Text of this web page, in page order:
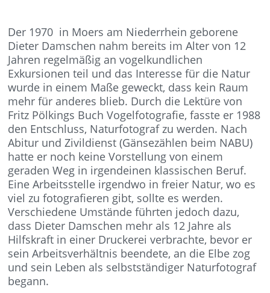
Der 1970 in Moers am Niederrhein geborene
Dieter Damschen nahm bereits im Alter von 12
Jahren regelmäßig an vogelkundlichen
Exkursionen teil und das Interesse für die Natur
wurde in einem Maße geweckt, dass kein Raum
mehr für anderes blieb. Durch die Lektüre von
Fritz Pölkings Buch Vogelfotografie, fasste er 1988
den Entschluss, Naturfotograf zu werden. Nach
Abitur und Zivildienst (Gänsezählen beim NABU)
hatte er noch keine Vorstellung von einem
geraden Weg in irgendeinen klassischen Beruf.
Eine Arbeitsstelle irgendwo in freier Natur, wo es
viel zu fotografieren gibt, sollte es werden.
Verschiedene Umstände führten jedoch dazu,
dass Dieter Damschen mehr als 12 Jahre als
Hilfskraft in einer Druckerei verbrachte, bevor er
sein Arbeitsverhältnis beendete, an die Elbe zog
und sein Leben als selbstständiger Naturfotograf
begann.